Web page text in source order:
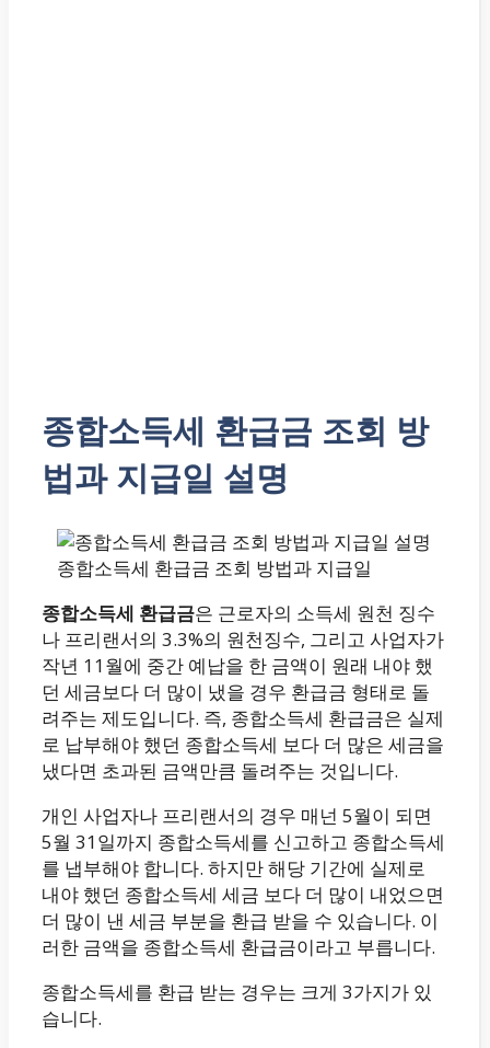
종합소득세 환급금 조회 방
법과 지급일 설명
종합소득세 환급금 조회 방법과 지급일
종합소득세 환급금은 근로자의 소득세 원천 징수
나 프리랜서의 3.3%의 원천징수, 그리고 사업자가
작년 11월에 중간 예납을 한 금액이 원래 내야 했
던 세금보다 더 많이 냈을 경우 환급금 형태로 돌
려주는 제도입니다. 즉, 종합소득세 환급금은 실제
로 납부해야 했던 종합소득세 보다 더 많은 세금을
냈다면 초과된 금액만큼 돌려주는 것입니다.
개인 사업자나 프리랜서의 경우 매넌 5월이 되면
5월 31일까지 종합소득세를 신고하고 종합소득세
를 냅부해야 합니다. 하지만 해당 기간에 실제로
내야 했던 종합소득세 세금 보다 더 많이 내었으면
더 많이 낸 세금 부분을 환급 받을 수 있습니다. 이
러한 금액을 종합소득세 환급금이라고 부릅니다.
종합소득세를 환급 받는 경우는 크게 3가지가 있
습니다.